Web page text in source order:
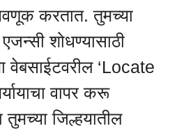
करतात. तुमच्या
शोधण्यासाठी
वेबसाईटवरील ‘Locate
वापर करू
जिल्हयातील